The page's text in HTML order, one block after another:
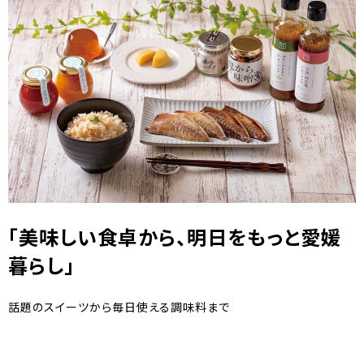
「美味しい食卓から、明日をもっと愛媛
暮らし」
話題のスイーツから毎日使える調味料まで